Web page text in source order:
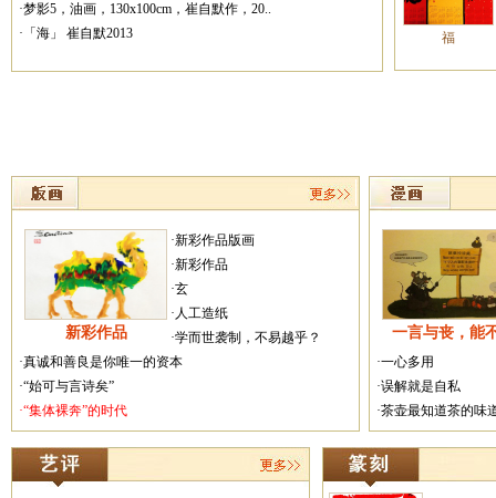
·梦影5，油画，130x100cm，崔自默作，20..
·「海」 崔自默2013
福
新彩作品
·新彩作品版画
·新彩作品
·玄
·人工造纸
·学而世袭制，不易越乎？
·真诚和善良是你唯一的资本
·“始可与言诗矣”
·“集体裸奔”的时代
一言与丧，能
·一心多用
·误解就是自私
·茶壶最知道茶的